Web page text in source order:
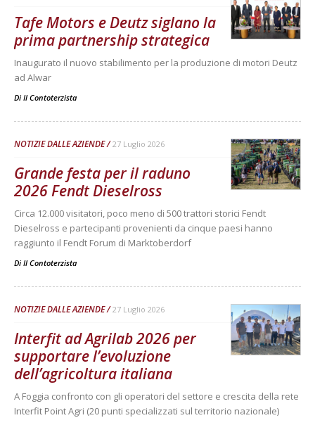
Tafe Motors e Deutz siglano la
prima partnership strategica
Inaugurato il nuovo stabilimento per la produzione di motori Deutz
ad Alwar
Di Il Contoterzista
NOTIZIE DALLE AZIENDE 27 Luglio 2026
Grande festa per il raduno
2026 Fendt Dieselross
Circa 12.000 visitatori, poco meno di 500 trattori storici Fendt
Dieselross e partecipanti provenienti da cinque paesi hanno
raggiunto il Fendt Forum di Marktoberdorf
Di Il Contoterzista
NOTIZIE DALLE AZIENDE 27 Luglio 2026
Interfit ad Agrilab 2026 per
supportare l’evoluzione
dell’agricoltura italiana
A Foggia confronto con gli operatori del settore e crescita della rete
Interfit Point Agri (20 punti specializzati sul territorio nazionale)